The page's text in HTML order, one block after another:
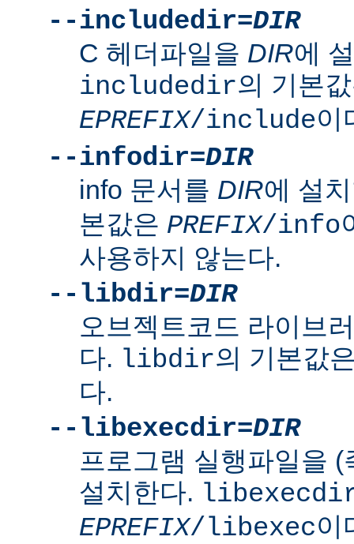
--includedir=DIR
C 헤더파일을 DIR에
includedir의 기본
EPREFIX/include이
--infodir=DIR
info 문서를 DIR에 설
본값은 PREFIX/info
사용하지 않는다.
--libdir=DIR
오브젝트코드 라이브
다. libdir의 기본값
다.
--libexecdir=DIR
프로그램 실행파일을
설치한다.
EPREFIX/libexec이